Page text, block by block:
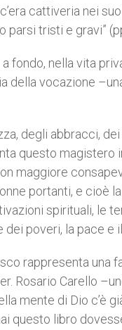
cattiveria nei
tristi e gravi”
fondo, nella vita
della vocazione
degli abbracci,
questo
maggiore
portanti, e
spirituali, le
dei poveri, la pace e
rappresenta una
Rosario Carello
mente di Dio c’è
questo libro